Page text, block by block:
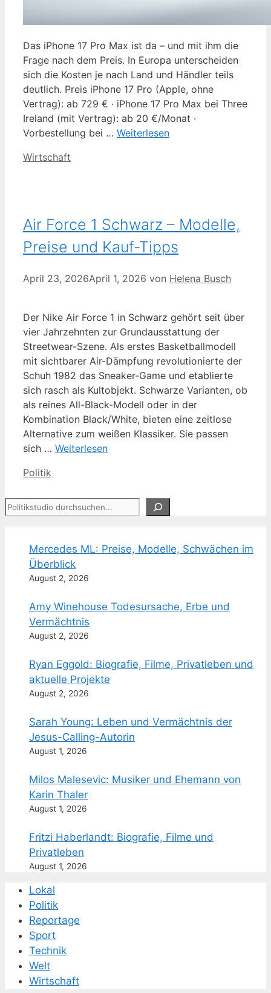
Das iPhone 17 Pro Max ist da – und mit ihm die
Frage nach dem Preis. In Europa unterscheiden
sich die Kosten je nach Land und Händler teils
deutlich. Preis iPhone 17 Pro (Apple, ohne
Vertrag): ab 729 € · iPhone 17 Pro Max bei Three
Ireland (mit Vertrag): ab 20 €/Monat ·
Vorbestellung bei … Weiterlesen
Kategorien
Wirtschaft
Air Force 1 Schwarz – Modelle,
Preise und Kauf-Tipps
April 23, 2026April 1, 2026 von Helena Busch
Der Nike Air Force 1 in Schwarz gehört seit über
vier Jahrzehnten zur Grundausstattung der
Streetwear-Szene. Als erstes Basketballmodell
mit sichtbarer Air-Dämpfung revolutionierte der
Schuh 1982 das Sneaker-Game und etablierte
sich rasch als Kultobjekt. Schwarze Varianten, ob
als reines All-Black-Modell oder in der
Kombination Black/White, bieten eine zeitlose
Alternative zum weißen Klassiker. Sie passen
sich … Weiterlesen
Kategorien
Politik
Suchen
Mercedes ML: Preise, Modelle, Schwächen im
Überblick
August 2, 2026
Amy Winehouse Todesursache, Erbe und
Vermächtnis
August 2, 2026
Ryan Eggold: Biografie, Filme, Privatleben und
aktuelle Projekte
August 2, 2026
Sarah Young: Leben und Vermächtnis der
Jesus-Calling-Autorin
August 1, 2026
Milos Malesevic: Musiker und Ehemann von
Karin Thaler
August 1, 2026
Fritzi Haberlandt: Biografie, Filme und
Privatleben
August 1, 2026
Lokal
Politik
Reportage
Sport
Technik
Welt
Wirtschaft